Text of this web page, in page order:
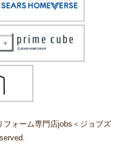
ォーム専門店jobs＜ジョブズ